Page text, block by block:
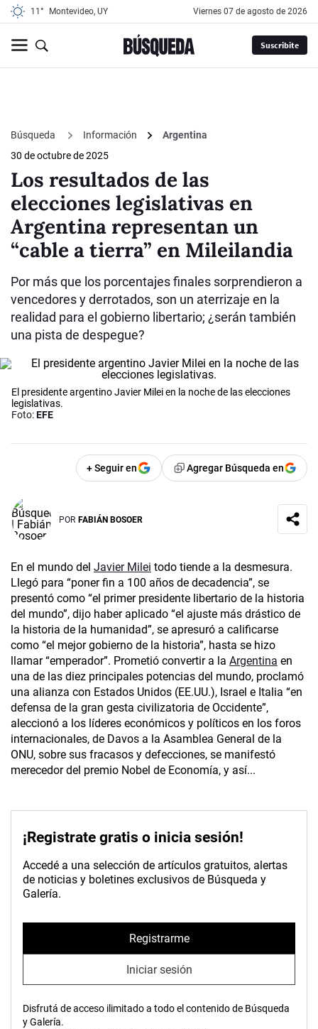
11° Montevideo, UY viernes 07 de agosto de 2026
Suscribite
Búsqueda Información
Argentina
30 de octubre de 2025
Los resultados de las
elecciones legislativas en
Argentina representan un
“cable a tierra” en Mileilandia
Por más que los porcentajes finales sorprendieron a
vencedores y derrotados, son un aterrizaje en la
realidad para el gobierno libertario; ¿serán también
una pista de despegue?
El presidente argentino Javier Milei en la noche de las elecciones
legislativas.
Foto:EFE
+ Seguir en Agregar Búsqueda en
POR FABIÁN BOSOER
En el mundo del Javier Milei todo tiende a la desmesura.
Llegó para “poner fin a 100 años de decadencia”, se
presentó como “el primer presidente libertario de la historia
del mundo”, dijo haber aplicado “el ajuste más drástico de
la historia de la humanidad”, se apresuró a calificarse
como “el mejor gobierno de la historia”, hasta se hizo
llamar “emperador”. Prometió convertir a la Argentina en
una de las diez principales potencias del mundo, proclamó
una alianza con Estados Unidos (EE.UU.), Israel e Italia “en
defensa de la gran gesta civilizatoria de Occidente”,
aleccionó a los líderes económicos y políticos en los foros
internacionales, de Davos a la Asamblea General de la
ONU, sobre sus fracasos y defecciones, se manifestó
merecedor del premio Nobel de Economía, y así...
¡Registrate gratis o inicia sesión!
Accedé a una selección de artículos gratuitos, alertas
de noticias y boletines exclusivos de Búsqueda y
Galería.
Registrarme
Iniciar sesión
Disfrutá de acceso ilimitado a todo el contenido de Búsqueda
y Galería.